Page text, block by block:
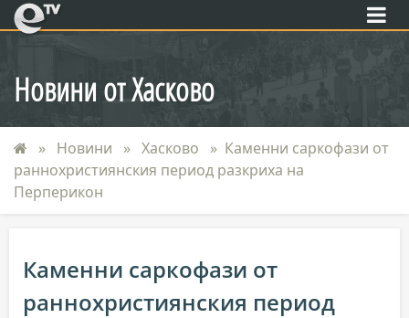
eTV
Новини от Хасково
Новини Хасково
Каменни саркофази от
раннохристиянския период разкриха на
Перперикон
Каменни саркофази от
раннохристиянския период